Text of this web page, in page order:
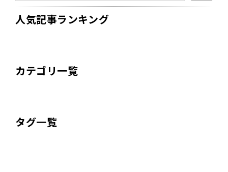
人気記事ランキング
カテゴリ一覧
タグ一覧